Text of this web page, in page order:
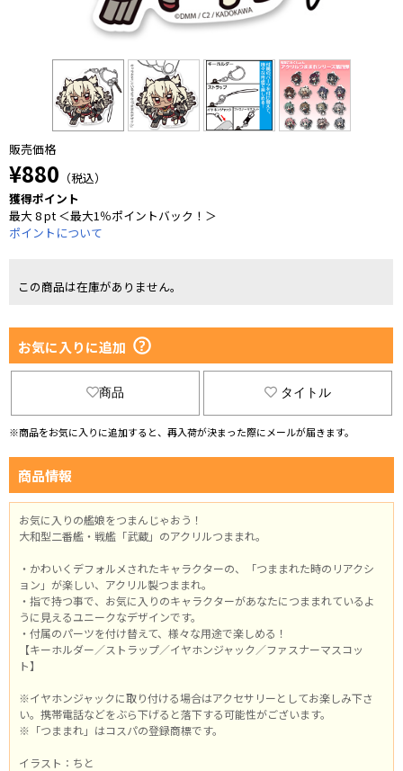
販売価格
¥880 （税込）
獲得ポイント
最大 8 pt ＜最大1％ポイントバック！＞
ポイントについて
この商品は在庫がありません。
お気に入りに追加
商品 タイトル
※商品をお気に入りに追加すると、再入荷が決まった際にメールが届きます。
商品情報
お気に入りの艦娘をつまんじゃおう！
大和型二番艦・戦艦「武蔵」のアクリルつままれ。
・かわいくデフォルメされたキャラクターの、「つままれた時のリアクシ
ョン」が楽しい、アクリル製つままれ。
・指で持つ事で、お気に入りのキャラクターがあなたにつままれているよ
うに見えるユニークなデザインです。
・付属のパーツを付け替えて、様々な用途で楽しめる！
【キーホルダー／ストラップ／イヤホンジャック／ファスナーマスコッ
ト】
※イヤホンジャックに取り付ける場合はアクセサリーとしてお楽しみ下さ
い。携帯電話などをぶら下げると落下する可能性がございます。
※「つままれ」はコスパの登録商標です。
イラスト：ちと